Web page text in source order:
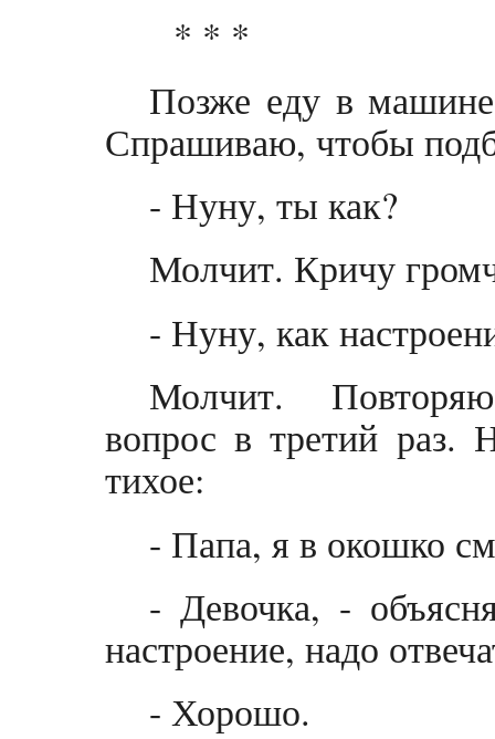
* * *
Позже еду в
Спрашиваю, чтобы
- Нуну, ты как?
Молчит. Кричу
- Нуну, как
Молчит.
вопрос в третий раз.
тихое:
- Папа, я в окошко
- Девочка, -
настроение, надо
- Хорошо.